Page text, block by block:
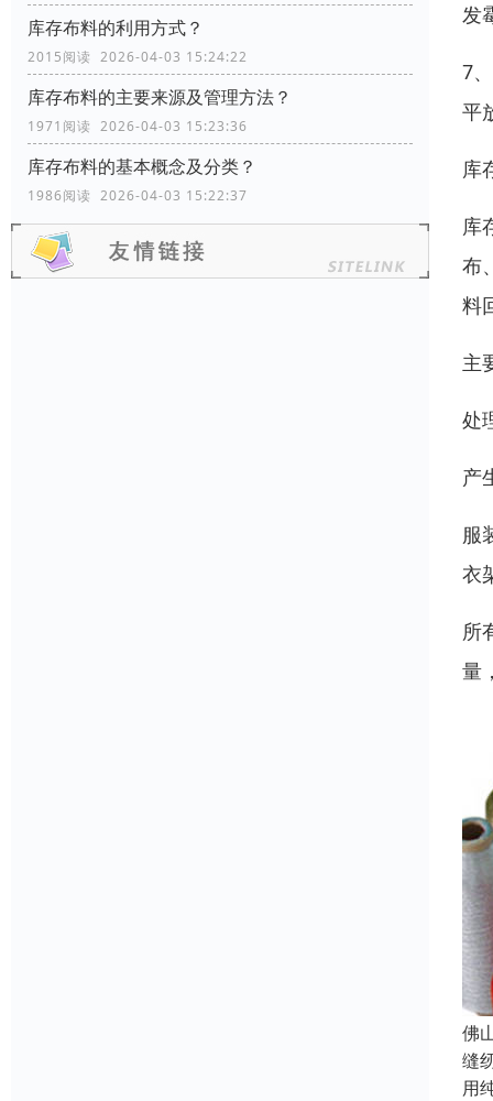
库存布料的利用方式？
2015阅读 2026-04-03 15:24:22
库存布料的主要来源及管理方法？
1971阅读 2026-04-03 15:23:36
库存布料的基本概念及分类？
1986阅读 2026-04-03 15:22:37
发
7
平
库
库
布
料
主
处
产
服
衣
所
量
佛
缝
用